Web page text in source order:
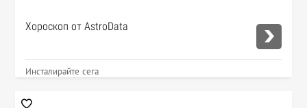
Хороскоп от AstroData
Инсталирайте сега